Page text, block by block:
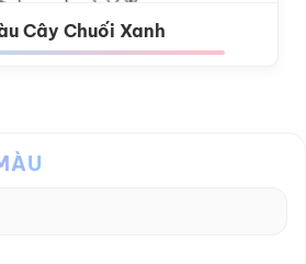
Cây Chuối Xanh